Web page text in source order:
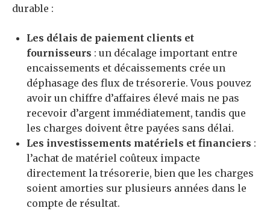
durable :
Les délais de paiement clients et
fournisseurs : un décalage important entre
encaissements et décaissements crée un
déphasage des flux de trésorerie. Vous pouvez
avoir un chiffre d’affaires élevé mais ne pas
recevoir d’argent immédiatement, tandis que
les charges doivent être payées sans délai.
Les investissements matériels et financiers :
l’achat de matériel coûteux impacte
directement la trésorerie, bien que les charges
soient amorties sur plusieurs années dans le
compte de résultat.